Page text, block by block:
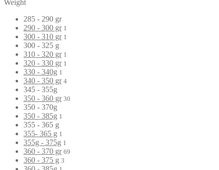
Weight
285 - 290 gr
290 - 300 gr 1
300 - 310 gr 1
300 - 325 g
310 - 320 gr 1
320 - 330 gr 1
330 - 340g 1
340 - 350 gr 4
345 - 355g
350 - 360 gr 30
350 - 370g
350 - 385g 1
355 - 365 g
355- 365 g 1
355g - 375g 1
360 - 370 gr 69
360 - 375 g 3